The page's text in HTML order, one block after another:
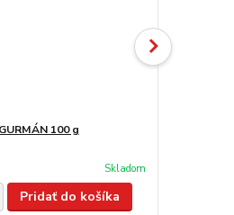
100 g
Skladom
Pridať do košíka